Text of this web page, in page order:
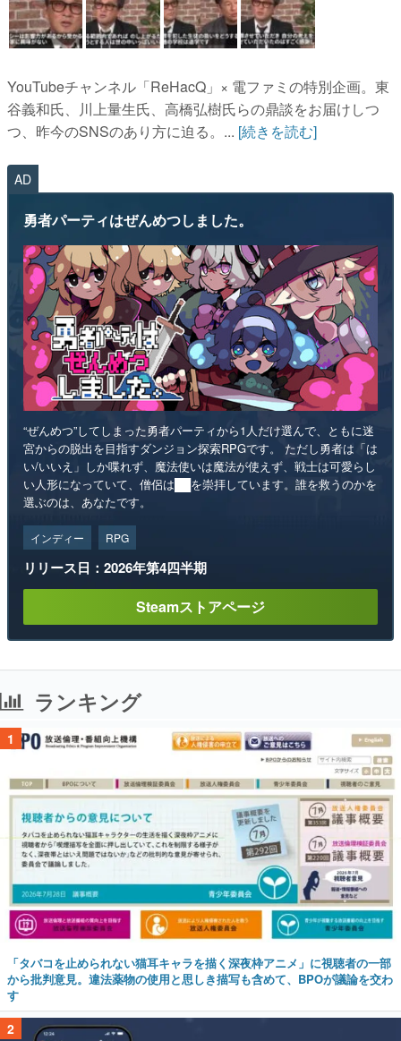
YouTubeチャンネル「ReHacQ」× 電ファミの特別企画。東
谷義和氏、川上量生氏、高橋弘樹氏らの鼎談をお届けしつ
つ、昨今のSNSのあり方に迫る。... [続きを読む]
AD
勇者パーティはぜんめつしました。
“ぜんめつ”してしまった勇者パーティから1人だけ選んで、ともに迷
宮からの脱出を目指すダンジョン探索RPGです。 ただし勇者は「は
い/いいえ」しか喋れず、魔法使いは魔法が使えず、戦士は可愛らし
い人形になっていて、僧侶は██を崇拝しています。誰を救うのかを
選ぶのは、あなたです。
インディー RPG
リリース日：2026年第4四半期
Steamストアページ
ランキング
1
「タバコを止められない猫耳キャラを描く深夜枠アニメ」に視聴者の一部
から批判意見。違法薬物の使用と思しき描写も含めて、BPOが議論を交わ
す
2